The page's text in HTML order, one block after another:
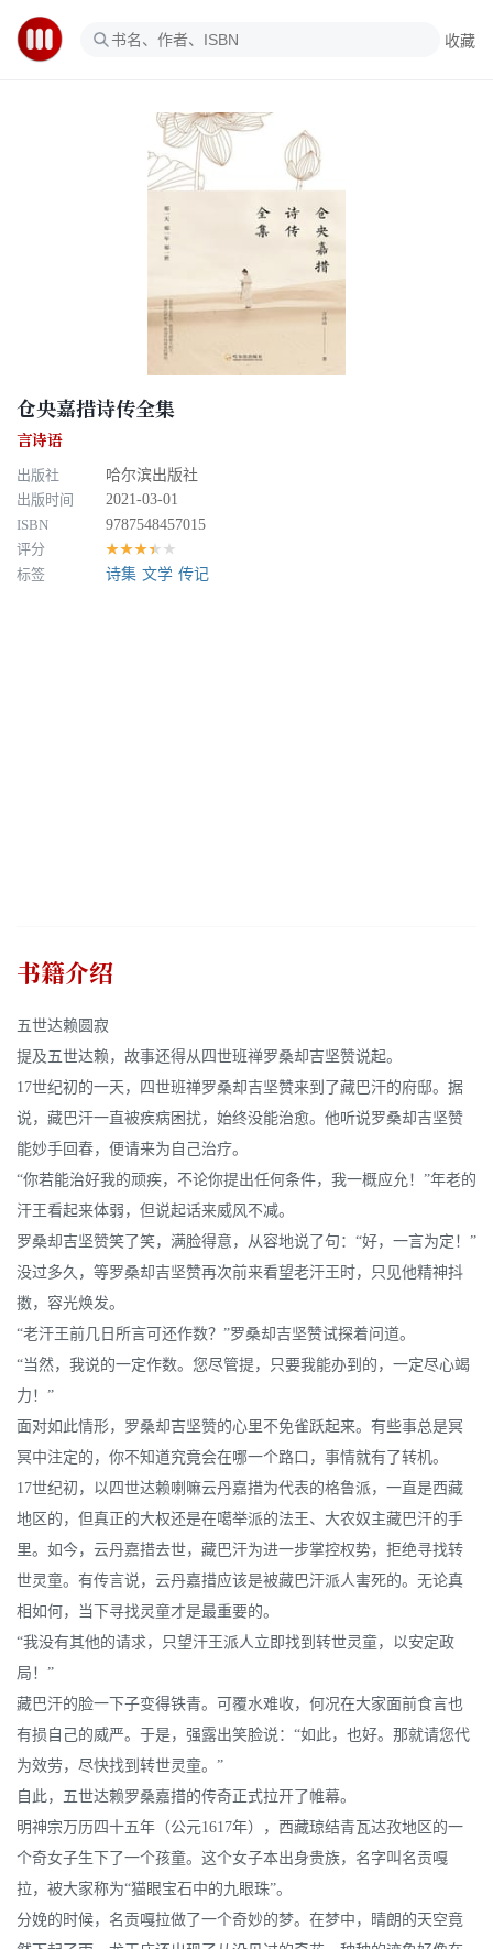
收藏
仓央嘉措诗传全集
言诗语
出版社
哈尔滨出版社
出版时间
2021-03-01
ISBN
9787548457015
评分
★★★★★
标签 诗集 文学 传记
书籍介绍
五世达赖圆寂
提及五世达赖，故事还得从四世班禅罗桑却吉坚赞说起。
17世纪初的一天，四世班禅罗桑却吉坚赞来到了藏巴汗的府邸。据
说，藏巴汗一直被疾病困扰，始终没能治愈。他听说罗桑却吉坚赞
能妙手回春，便请来为自己治疗。
“你若能治好我的顽疾，不论你提出任何条件，我一概应允！”年老的
汗王看起来体弱，但说起话来威风不减。
罗桑却吉坚赞笑了笑，满脸得意，从容地说了句：“好，一言为定！”
没过多久，等罗桑却吉坚赞再次前来看望老汗王时，只见他精神抖
擞，容光焕发。
“老汗王前几日所言可还作数？”罗桑却吉坚赞试探着问道。
“当然，我说的一定作数。您尽管提，只要我能办到的，一定尽心竭
力！”
面对如此情形，罗桑却吉坚赞的心里不免雀跃起来。有些事总是冥
冥中注定的，你不知道究竟会在哪一个路口，事情就有了转机。
17世纪初，以四世达赖喇嘛云丹嘉措为代表的格鲁派，一直是西藏
地区的，但真正的大权还是在噶举派的法王、大农奴主藏巴汗的手
里。如今，云丹嘉措去世，藏巴汗为进一步掌控权势，拒绝寻找转
世灵童。有传言说，云丹嘉措应该是被藏巴汗派人害死的。无论真
相如何，当下寻找灵童才是最重要的。
“我没有其他的请求，只望汗王派人立即找到转世灵童，以安定政
局！”
藏巴汗的脸一下子变得铁青。可覆水难收，何况在大家面前食言也
有损自己的威严。于是，强露出笑脸说：“如此，也好。那就请您代
为效劳，尽快找到转世灵童。”
自此，五世达赖罗桑嘉措的传奇正式拉开了帷幕。
明神宗万历四十五年（公元1617年），西藏琼结青瓦达孜地区的一
个奇女子生下了一个孩童。这个女子本出身贵族，名字叫名贡嘎
拉，被大家称为“猫眼宝石中的九眼珠”。
分娩的时候，名贡嘎拉做了一个奇妙的梦。在梦中，晴朗的天空竟